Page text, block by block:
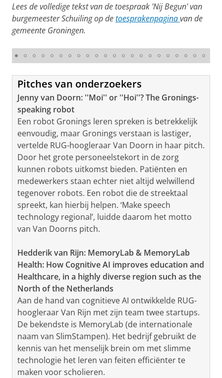
Lees de volledige tekst van de toespraak 'Nij Begun' van
burgemeester Schuiling op detoesprakenpaginavan de
gemeente Groningen.
Pitches van onderzoekers
Jenny van Doorn: ''Moi'' or ''Hoi''? The Gronings-
speaking robot
Een robot Gronings leren spreken is betrekkelijk
eenvoudig, maar Gronings verstaan is lastiger,
vertelde RUG-hoogleraar Van Doorn in haar pitch.
Door het grote personeelstekort in de zorg
kunnen robots uitkomst bieden. Patiënten en
medewerkers staan echter niet altijd welwillend
tegenover robots. Een robot die de streektaal
spreekt, kan hierbij helpen. ‘Make speech
technology regional’, luidde daarom het motto
van Van Doorns pitch.
Hedderik van Rijn: MemoryLab & MemoryLab
Health: How Cognitive AI improves education and
Healthcare, in a highly diverse region such as the
North of the Netherlands
Aan de hand van cognitieve AI ontwikkelde RUG-
hoogleraar Van Rijn met zijn team twee startups.
De bekendste is MemoryLab (de internationale
naam van SlimStampen). Het bedrijf gebruikt de
kennis van het menselijk brein om met slimme
technologie het leren van feiten efficiënter te
maken voor scholieren.